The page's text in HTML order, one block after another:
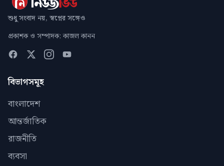
শুধু সংবাদ নয়, স্বপ্নের সঙ্গেও
প্রকাশক ও সম্পাদক: কাজল কানন
বিভাগসমূহ
বাংলাদেশ
আন্তর্জাতিক
রাজনীতি
ব্যবসা